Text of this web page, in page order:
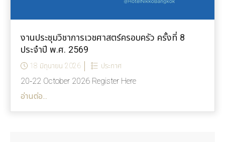
งานประชุมวิชาการเวชศาสตร์ครอบครัว ครั้งที่ 8
ประจำปี พ.ศ. 2569
18 มิถุนายน 2026 ประกาศ
20-22 October 2026 Register Here
อ่านต่อ...